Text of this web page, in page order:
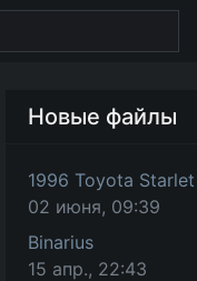
Новые файлы
1996 Toyota
02 июня, 09:39
Binarius
15 апр., 22:43